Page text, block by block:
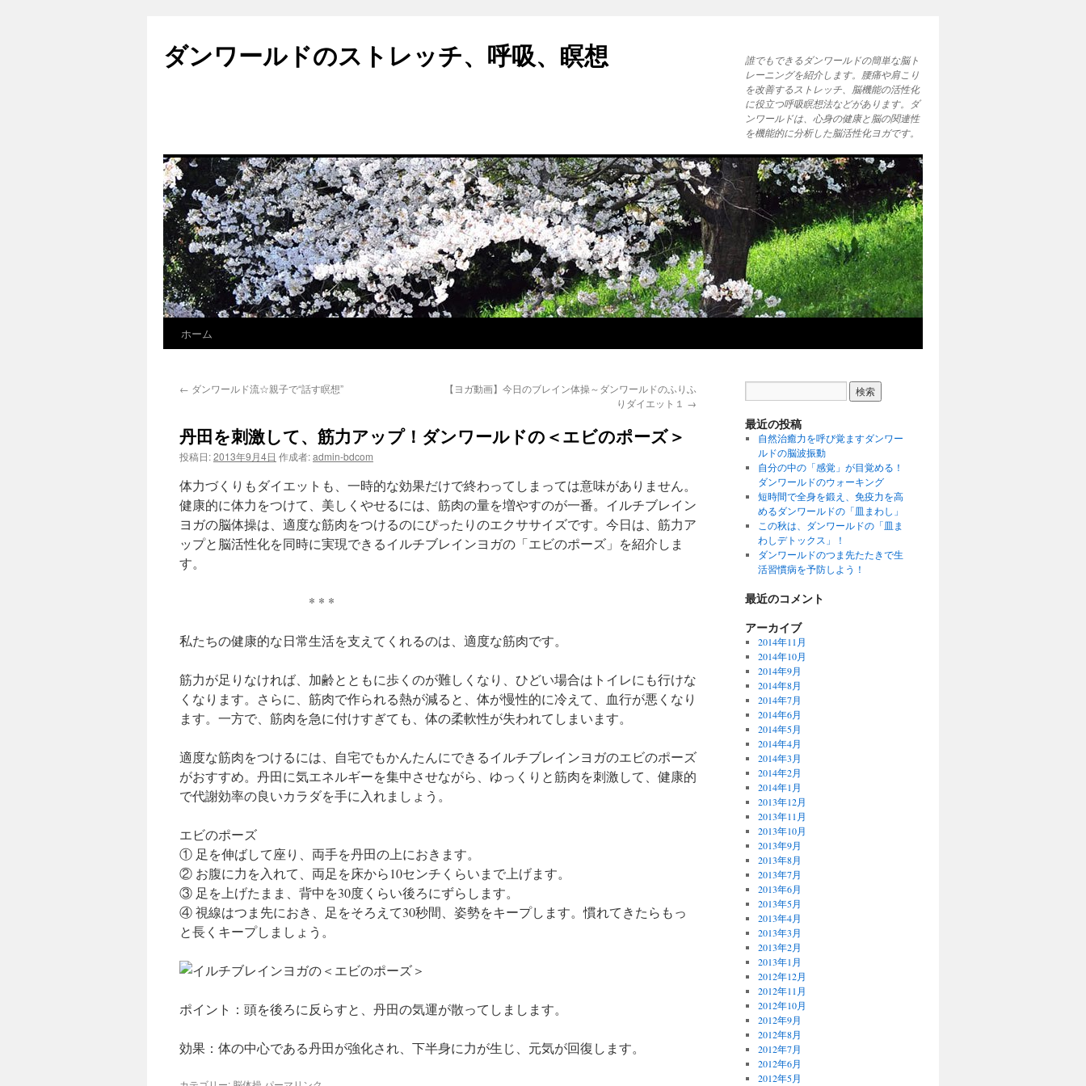
ダンワールドのストレッチ、呼吸、瞑想
誰でもできるダンワールドの簡単な脳ト
レーニングを紹介します。腰痛や肩こり
を改善するストレッチ、脳機能の活性化
に役立つ呼吸瞑想法などがあります。ダ
ンワールドは、心身の健康と脳の関連性
を機能的に分析した脳活性化ヨガです。
テ
ツ
へ
ホーム
← ダンワールド流☆親子で“話す瞑想”
【ヨガ動画】今日のブレイン体操～ダンワールドのふりふ
りダイエット１ →
丹田を刺激して、筋力アップ！ダンワールドの＜エビのポーズ＞
投稿日:2013年9月4日 作成者:admin-bdcom
体力づくりもダイエットも、一時的な効果だけで終わってしまっては意味がありません。
健康的に体力をつけて、美しくやせるには、筋肉の量を増やすのが一番。イルチブレイン
ヨガの脳体操は、適度な筋肉をつけるのにぴったりのエクササイズです。今日は、筋力ア
ップと脳活性化を同時に実現できるイルチブレインヨガの「エビのポーズ」を紹介しま
す。
* * *
私たちの健康的な日常生活を支えてくれるのは、適度な筋肉です。
筋力が足りなければ、加齢とともに歩くのが難しくなり、ひどい場合はトイレにも行けな
くなります。さらに、筋肉で作られる熱が減ると、体が慢性的に冷えて、血行が悪くなり
ます。一方で、筋肉を急に付けすぎても、体の柔軟性が失われてしまいます。
適度な筋肉をつけるには、自宅でもかんたんにできるイルチブレインヨガのエビのポーズ
がおすすめ。丹田に気エネルギーを集中させながら、ゆっくりと筋肉を刺激して、健康的
で代謝効率の良いカラダを手に入れましょう。
エビのポーズ
① 足を伸ばして座り、両手を丹田の上におきます。
② お腹に力を入れて、両足を床から10センチくらいまで上げます。
③ 足を上げたまま、背中を30度くらい後ろにずらします。
④ 視線はつま先におき、足をそろえて30秒間、姿勢をキープします。慣れてきたらもっ
と長くキープしましょう。
ポイント：頭を後ろに反らすと、丹田の気運が散ってしまします。
効果：体の中心である丹田が強化され、下半身に力が生じ、元気が回復します。
最近の投稿
自然治癒力を呼び覚ますダンワー
ルドの脳波振動
自分の中の「感覚」が目覚める！
ダンワールドのウォーキング
短時間で全身を鍛え、免疫力を高
めるダンワールドの「皿まわし」
この秋は、ダンワールドの「皿ま
わしデトックス」！
ダンワールドのつま先たたきで生
活習慣病を予防しよう！
最近のコメント
アーカイブ
2014年11月
2014年10月
2014年9月
2014年8月
2014年7月
2014年6月
2014年5月
2014年4月
2014年3月
2014年2月
2014年1月
2013年12月
2013年11月
2013年10月
2013年9月
2013年8月
2013年7月
2013年6月
2013年5月
2013年4月
2013年3月
2013年2月
2013年1月
2012年12月
2012年11月
2012年10月
2012年9月
2012年8月
2012年7月
2012年6月
2012年5月